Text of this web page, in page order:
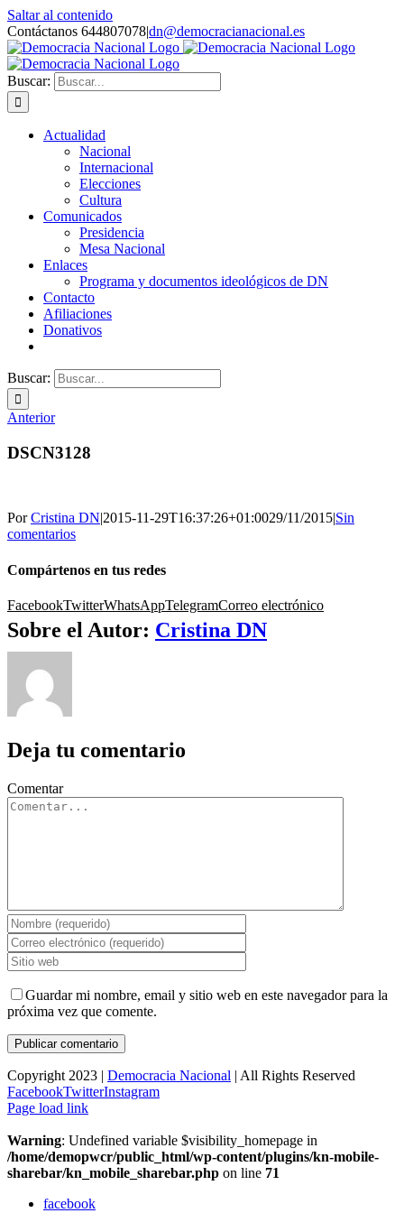
Saltar al contenido
Contáctanos 644807078|dn@democracianacional.es
Buscar:
Actualidad
Nacional
Internacional
Elecciones
Cultura
Comunicados
Presidencia
Mesa Nacional
Enlaces
Programa y documentos ideológicos de DN
Contacto
Afiliaciones
Donativos
Buscar:
Anterior
DSCN3128
PorCristina DN|2015-11-29T16:37:26+01:0029/11/2015|Sin
comentarios
Compártenos en tus redes
FacebookTwitterWhatsAppTelegramCorreo electrónico
Sobre el Autor: Cristina DN
Deja tu comentario
Comentar
Guardar mi nombre, email y sitio web en este navegador para la
próxima vez que comente.
Copyright 2023 | Democracia Nacional | All Rights Reserved
FacebookTwitterInstagram
Page load link
Warning: Undefined variable $visibility_homepage in
/home/demopwcr/public_html/wp-content/plugins/kn-mobile-
sharebar/kn_mobile_sharebar.php on line 71
facebook